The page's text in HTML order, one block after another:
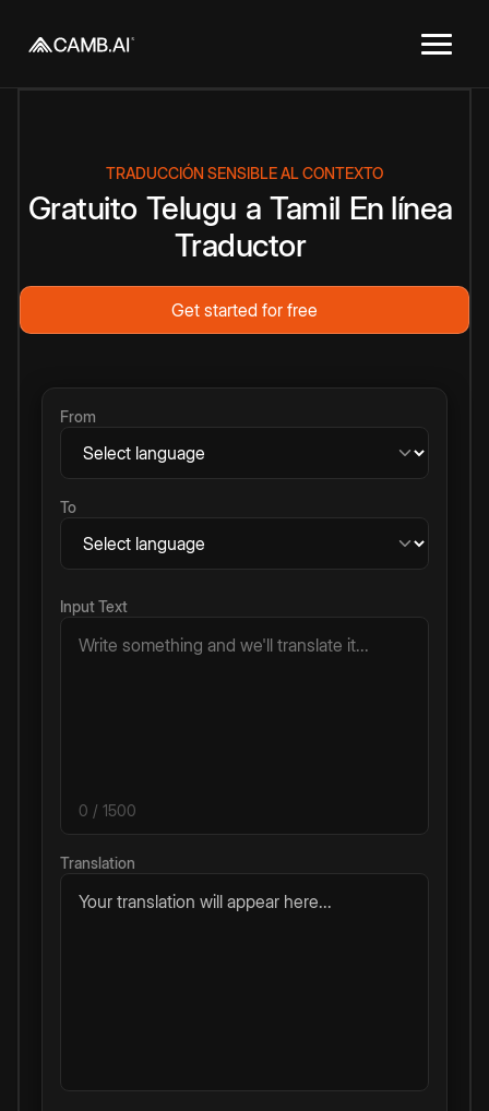
TRADUCCIÓN SENSIBLE AL CONTEXTO
Gratuito Telugu a Tamil En línea
Traductor
Get started for free
From
To
Input Text
0 / 1500
Translation
Your translation will appear here...